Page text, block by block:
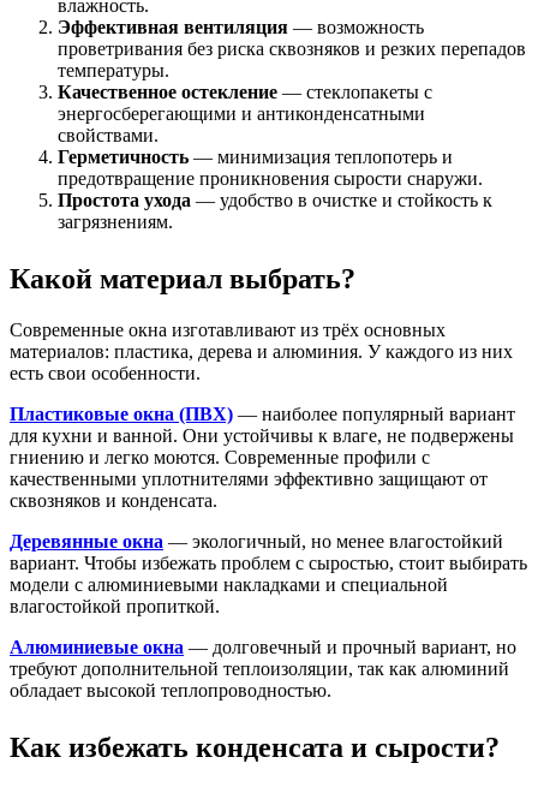
влажность.
Эффективная вентиляция — возможность
проветривания без риска сквозняков и резких перепадов
температуры.
Качественное остекление — стеклопакеты с
энергосберегающими и антиконденсатными
свойствами.
Герметичность — минимизация теплопотерь и
предотвращение проникновения сырости снаружи.
Простота ухода — удобство в очистке и стойкость к
загрязнениям.
Какой материал выбрать?
Современные окна изготавливают из трёх основных
материалов: пластика, дерева и алюминия. У каждого из них
есть свои особенности.
Пластиковые окна (ПВХ) — наиболее популярный вариант
для кухни и ванной. Они устойчивы к влаге, не подвержены
гниению и легко моются. Современные профили с
качественными уплотнителями эффективно защищают от
сквозняков и конденсата.
Деревянные окна — экологичный, но менее влагостойкий
вариант. Чтобы избежать проблем с сыростью, стоит выбирать
модели с алюминиевыми накладками и специальной
влагостойкой пропиткой.
Алюминиевые окна — долговечный и прочный вариант, но
требуют дополнительной теплоизоляции, так как алюминий
обладает высокой теплопроводностью.
Как избежать конденсата и сырости?